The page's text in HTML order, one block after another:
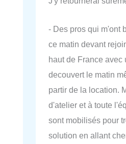
- Des pros qui m'ont
ce matin devant
haut de France avec
decouvert le matin
partir de la location.
d'atelier et à toute
sont mobilisés pour
solution en allant